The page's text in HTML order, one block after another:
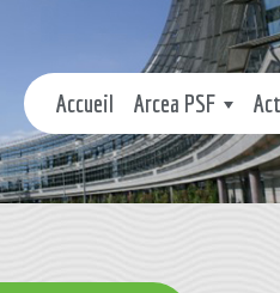
Accueil Arcea PSF